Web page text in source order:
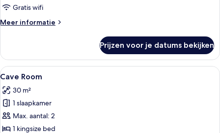
Gratis wifi
Meer informatie
Meer
Room
Prijzen voor je datums bekijken
Alle
foto's
voor
Cave
Room
laden
Een slaapkamer met een groot bed,
8
Cave Room
30 m²
1 slaapkamer
Max. aantal: 2
1 kingsize bed